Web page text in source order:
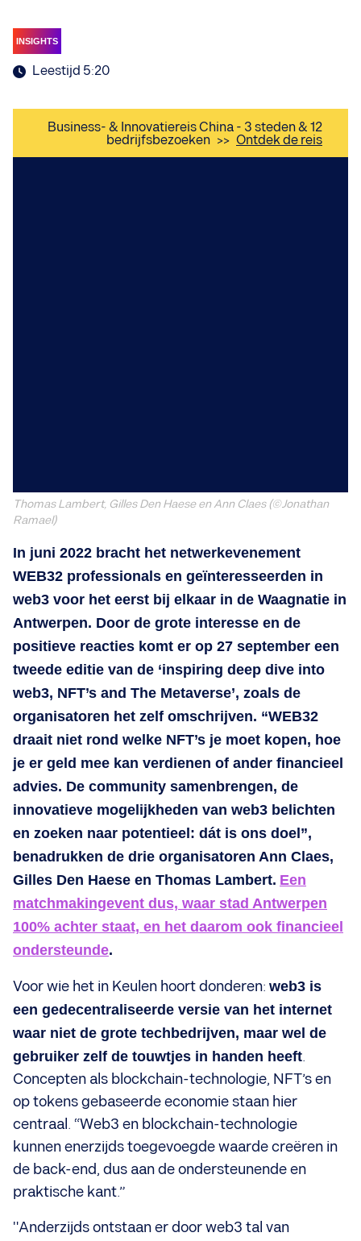
INSIGHTS
Leestijd 5:20
Business- & Innovatiereis China - 3 steden & 12
bedrijfsbezoeken >> Ontdek de reis
Thomas Lambert, Gilles Den Haese en Ann Claes (©Jonathan
Ramael)
In juni 2022 bracht het netwerkevenement
WEB32 professionals en geïnteresseerden in
web3 voor het eerst bij elkaar in de Waagnatie in
Antwerpen. Door de grote interesse en de
positieve reacties komt er op 27 september een
tweede editie van de ‘inspiring deep dive into
web3, NFT’s and The Metaverse’, zoals de
organisatoren het zelf omschrijven. “WEB32
draait niet rond welke NFT’s je moet kopen, hoe
je er geld mee kan verdienen of ander financieel
advies. De community samenbrengen, de
innovatieve mogelijkheden van web3 belichten
en zoeken naar potentieel: dát is ons doel”,
benadrukken de drie organisatoren Ann Claes,
Gilles Den Haese en Thomas Lambert. Een
matchmakingevent dus, waar stad Antwerpen
100% achter staat, en het daarom ook financieel
ondersteunde.
Voor wie het in Keulen hoort donderen: web3 is
een gedecentraliseerde versie van het internet
waar niet de grote techbedrijven, maar wel de
gebruiker zelf de touwtjes in handen heeft.
Concepten als blockchain-technologie, NFT’s en
op tokens gebaseerde economie staan hier
centraal. “Web3 en blockchain-technologie
kunnen enerzijds toegevoegde waarde creëren in
de back-end, dus aan de ondersteunende en
praktische kant.”
"Anderzijds ontstaan er door web3 tal van